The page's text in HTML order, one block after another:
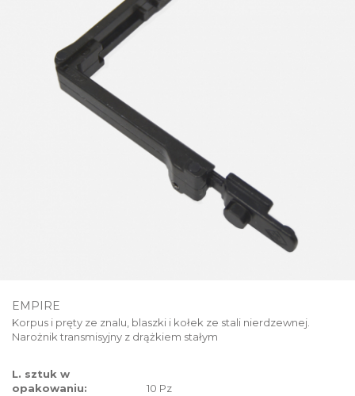
EMPIRE
Korpus i pręty ze znalu, blaszki i kołek ze stali nierdzewnej.
Narożnik transmisyjny z drążkiem stałym
L. sztuk w
opakowaniu:
10 Pz